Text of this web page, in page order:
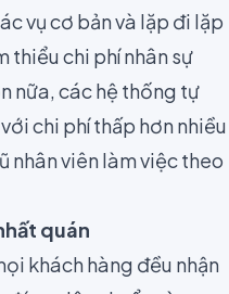
vụ cơ bản và lặp đi lặp
thiểu chi phí nhân sự
nữa, các hệ thống tự
chi phí thấp hơn nhiều
nhân viên làm việc theo
quán
khách hàng đều nhận